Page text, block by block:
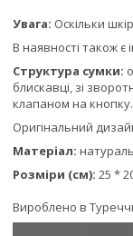
Увага: Оскільки
В наявності також є
Структура сумки:
блискавці, зі
клапаном на кнопку.
Оригінальний
Матеріал:
Розміри (см): 25 *
Вироблено в